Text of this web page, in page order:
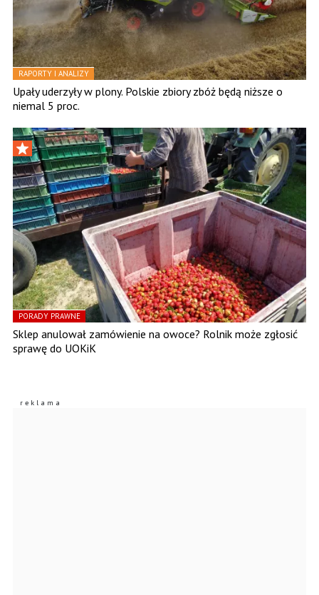
RAPORTY I ANALIZY
Upały uderzyły w plony. Polskie zbiory zbóż będą niższe o
niemal 5 proc.
PORADY PRAWNE
Sklep anulował zamówienie na owoce? Rolnik może zgłosić
sprawę do UOKiK